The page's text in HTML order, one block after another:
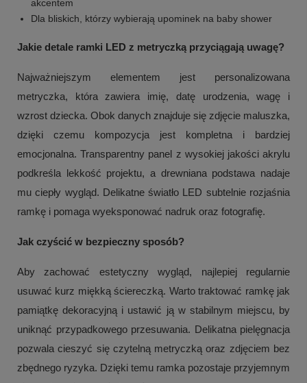
akcentem
Dla bliskich, którzy wybierają upominek na baby shower
Jakie detale ramki LED z metryczką przyciągają uwagę?
Najważniejszym elementem jest personalizowana
metryczka, która zawiera imię, datę urodzenia, wagę i
wzrost dziecka. Obok danych znajduje się zdjęcie maluszka,
dzięki czemu kompozycja jest kompletna i bardziej
emocjonalna. Transparentny panel z wysokiej jakości akrylu
podkreśla lekkość projektu, a drewniana podstawa nadaje
mu ciepły wygląd. Delikatne światło LED subtelnie rozjaśnia
ramkę i pomaga wyeksponować nadruk oraz fotografię.
Jak czyścić w bezpieczny sposób?
Aby zachować estetyczny wygląd, najlepiej regularnie
usuwać kurz miękką ściereczką. Warto traktować ramkę jak
pamiątkę dekoracyjną i ustawić ją w stabilnym miejscu, by
uniknąć przypadkowego przesuwania. Delikatna pielęgnacja
pozwala cieszyć się czytelną metryczką oraz zdjęciem bez
zbędnego ryzyka. Dzięki temu ramka pozostaje przyjemnym